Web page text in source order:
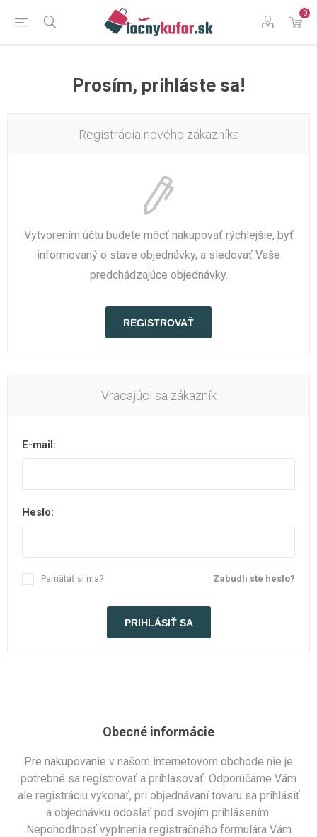
0
Prosím, prihláste sa!
Registrácia nového zákazníka
Vytvorením účtu budete môcť nakupovať rýchlejšie, byť
informovaný o stave objednávky, a sledovať Vaše
predchádzajúce objednávky.
Vracajúci sa zákazník
E-mail:
Heslo:
Zabudli ste heslo?
Pamätať si ma?
Obecné informácie
Pre nakupovanie v našom internetovom obchode nie je
potrebné sa registrovať a prihlasovať. Odporúčame Vám
ale registráciu vykonať, pri objednávaní tovaru sa prihlásiť
a objednávku odoslať pod svojím prihlásením.
Nepohodlnosť vyplnenia registračného formulára Vám